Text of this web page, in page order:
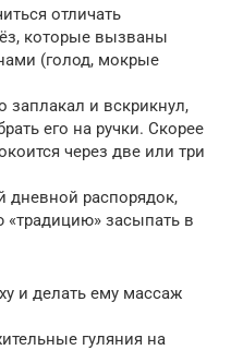
отличать
которые вызваны
(голод, мокрые
и вскрикнул,
его на ручки. Скорее
через две или три
дневной распорядок,
засыпать в
и делать ему массаж
гуляния на